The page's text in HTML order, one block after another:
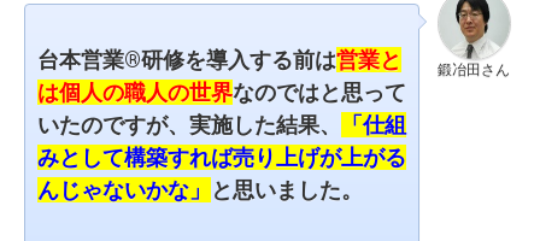
鍛冶田さん
台本営業®︎研修を導入する前は営業と
は個人の職人の世界なのではと思って
いたのですが、 実施した結果、 「仕組
みとして構築すれば売り上げが上がる
んじゃないかな」
と思いました。